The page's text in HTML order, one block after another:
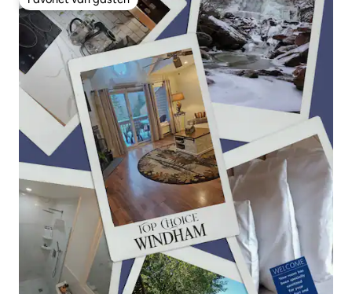
Favoriet van gasten